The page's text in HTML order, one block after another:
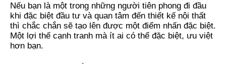
Nếu bạn là một trong những người tiên phong đi đầu
khi đặc biệt đầu tư và quan tâm đến thiết kế nội thất
thì chắc chắn sẽ tạo lên được một điểm nhấn đặc biệt.
Một lợi thế cạnh tranh mà ít ai có thể đặc biệt, ưu việt
hơn bạn.